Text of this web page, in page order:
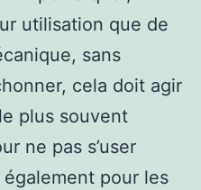
utilisation que de
sans
cela doit agir
plus souvent
ne pas s’user
également pour les